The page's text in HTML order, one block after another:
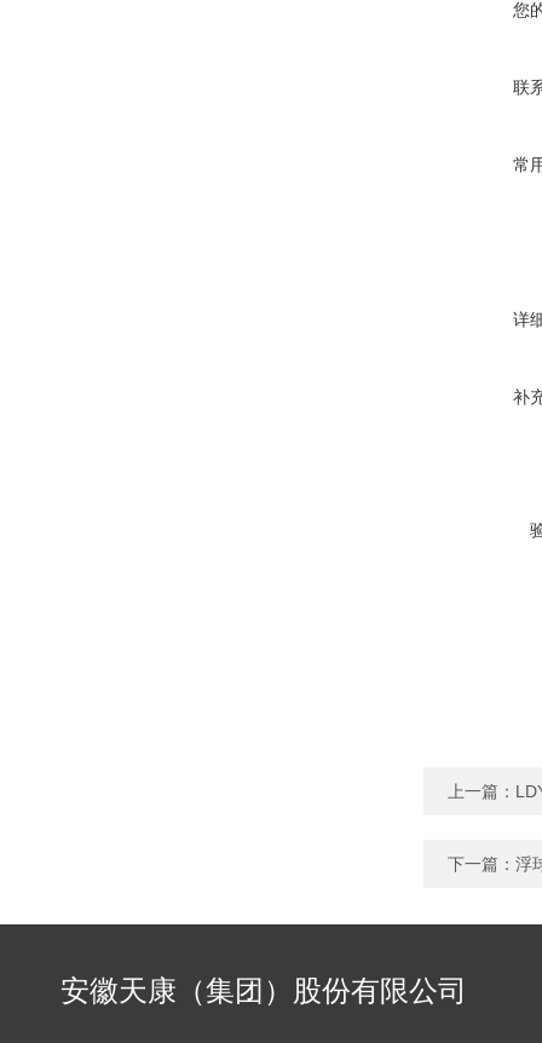
您
联
常
详
补
上一篇：
下一篇： 浮
安徽天康（集团）股份有限公司